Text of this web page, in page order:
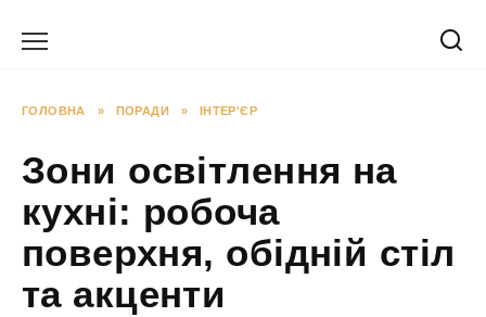
ГОЛОВНА » ПОРАДИ » ІНТЕР'ЄР
Зони освітлення на
кухні: робоча
поверхня, обідній стіл
та акценти